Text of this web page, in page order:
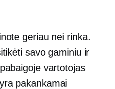
geriau nei rinka.
savo gaminiu ir
vartotojas
pakankamai